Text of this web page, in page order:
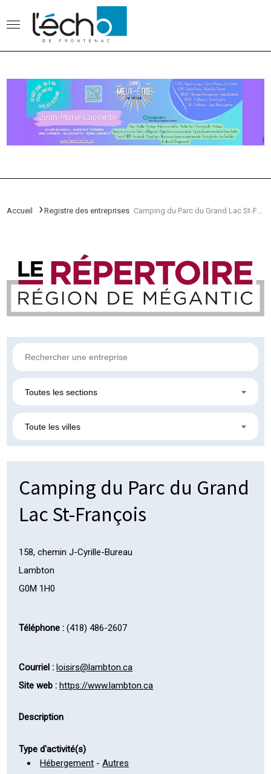
Accueil Registre des entreprises Camping du Parc du Grand Lac St-François
Toutes les sections
Toute les villes
Camping du Parc du Grand
Lac St-François
158, chemin J-Cyrille-Bureau
Lambton
G0M 1H0
Téléphone : (418) 486-2607
Courriel : loisirs@lambton.ca
Site web : https://www.lambton.ca
Description
Type d'activité(s)
Hébergement -Autres